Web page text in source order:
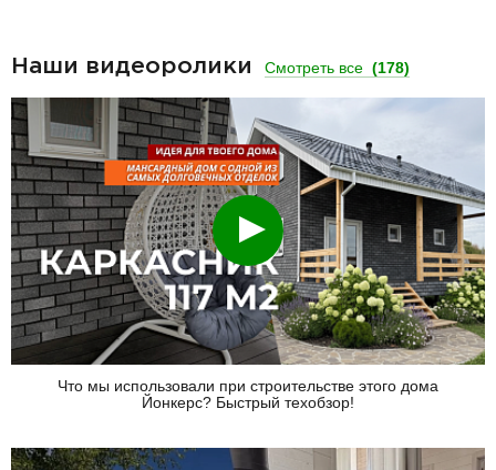
Наши видеоролики Смотреть все (178)
Смотреть
Что мы использовали при строительстве этого дома
Йонкерс? Быстрый техобзор!